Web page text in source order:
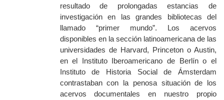
resultado de prolongadas estancias de
investigación en las grandes bibliotecas del
llamado “primer mundo”. Los acervos
disponibles en la sección latinoamericana de las
universidades de Harvard, Princeton o Austin,
en el Instituto Iberoamericano de Berlín o el
Instituto de Historia Social de Ámsterdam
contrastaban con la penosa situación de los
acervos documentales en nuestro propio